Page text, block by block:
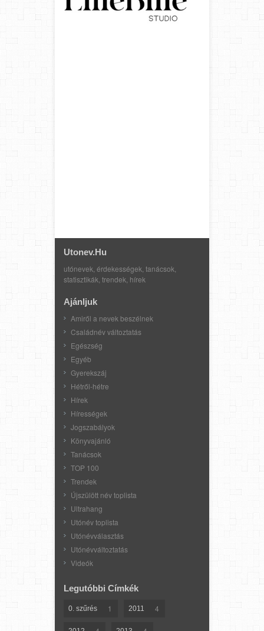
Utonev.hu
utónevek, érdekességek, tanácsok,
statisztikák, trendek, hírek
Ajánljuk
Amiről a nevek beszélnek
Családnév változtatás
Egészség
Egyéb
Gyerekszáj
Hétről-hétre
Hírek
Hírességek
Jogszabályok
Könyvajánló
Tanácsok
TOP 100
Trendek
Újszülött név toplista
Ultrahang
Utónév toplista
Utónévválasztás
Utónévváltoztatás
Videók
Legutóbbi Címkék
0. szűrés 1 2011 4